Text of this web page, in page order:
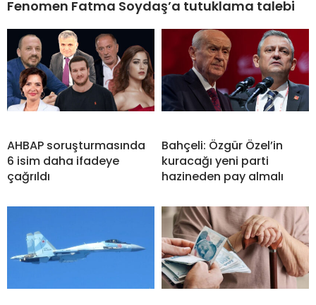
Fenomen Fatma Soydaş’a tutuklama talebi
AHBAP soruşturmasında
6 isim daha ifadeye
çağrıldı
Bahçeli: Özgür Özel’in
kuracağı yeni parti
hazineden pay almalı